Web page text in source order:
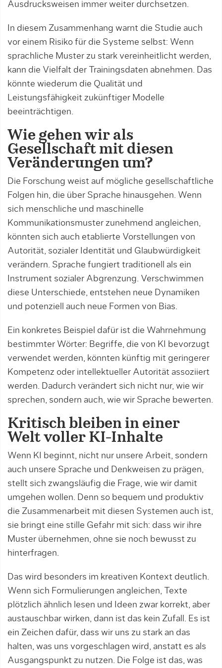
Ausdrucksweisen immer weiter durchsetzen.
In diesem Zusammenhang warnt die Studie auch
vor einem Risiko für die Systeme selbst: Wenn
sprachliche Muster zu stark vereinheitlicht werden,
kann die Vielfalt der Trainingsdaten abnehmen. Das
könnte wiederum die Qualität und
Leistungsfähigkeit zukünftiger Modelle
beeinträchtigen.
Wie gehen wir als
Gesellschaft mit diesen
Veränderungen um?
Die Forschung weist auf mögliche gesellschaftliche
Folgen hin, die über Sprache hinausgehen. Wenn
sich menschliche und maschinelle
Kommunikationsmuster zunehmend angleichen,
könnten sich auch etablierte Vorstellungen von
Autorität, sozialer Identität und Glaubwürdigkeit
verändern. Sprache fungiert traditionell als ein
Instrument sozialer Abgrenzung. Verschwimmen
diese Unterschiede, entstehen neue Dynamiken
und potenziell auch neue Formen von Bias.
Ein konkretes Beispiel dafür ist die Wahrnehmung
bestimmter Wörter: Begriffe, die von KI bevorzugt
verwendet werden, könnten künftig mit geringerer
Kompetenz oder intellektueller Autorität assoziiert
werden. Dadurch verändert sich nicht nur, wie wir
sprechen, sondern auch, wie wir Sprache bewerten.
Kritisch bleiben in einer
Welt voller KI-Inhalte
Wenn KI beginnt, nicht nur unsere Arbeit, sondern
auch unsere Sprache und Denkweisen zu prägen,
stellt sich zwangsläufig die Frage, wie wir damit
umgehen wollen. Denn so bequem und produktiv
die Zusammenarbeit mit diesen Systemen auch ist,
sie bringt eine stille Gefahr mit sich: dass wir ihre
Muster übernehmen, ohne sie noch bewusst zu
hinterfragen.
Das wird besonders im kreativen Kontext deutlich.
Wenn sich Formulierungen angleichen, Texte
plötzlich ähnlich lesen und Ideen zwar korrekt, aber
austauschbar wirken, dann ist das kein Zufall. Es ist
ein Zeichen dafür, dass wir uns zu stark an das
halten, was uns vorgeschlagen wird, anstatt es als
Ausgangspunkt zu nutzen. Die Folge ist das, was